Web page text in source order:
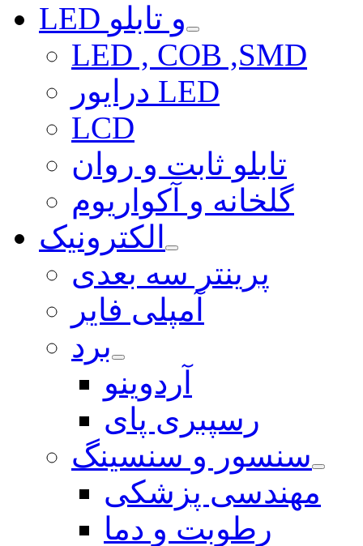
LED و تابلو
LED , COB ,SMD
درایور LED
LCD
تابلو ثابت و روان
گلخانه و آکواریوم
الکترونیک
پرینتر سه بعدی
آمپلی فایر
برد
آردوینو
رسپبری پای
سنسور و سنسینگ
مهندسی پزشکی
رطوبت و دما